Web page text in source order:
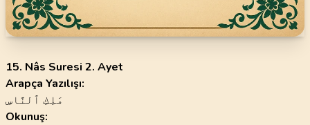
15. Nâs Suresi 2. Ayet
Arapça Yazılışı:
مَلِكِ ٱلنَّاسِ
Okunuş: